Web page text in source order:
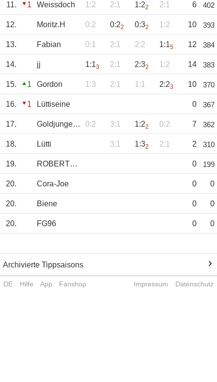
11. 1 Weissdoch 1:2 2:1 1:22 2:1 6 402
12. Moritz.H 0:2 0:22 0:32 1:2 10 393
13. Fabian 0:1 2:1 2:2 1:15 12 384
14. jj 1:13 2:1 2:32 1:2 14 383
15. 1 Gordon 1:3 2:1 1:1 2:23 10 370
16. 1 Lüttiseine 0 367
17. Goldjunge73 0:2 3:1 1:22 0:2 7 362
18. Lütti 3:1 1:32 2:1 2 310
19. ROBERTVD 0 199
20. Cora-Joe 0 0
20. Biene 0 0
20. FG96 0 0
Archivierte Tippsaisons
DE Hilfe App Fanshop Impressum Datenschutz